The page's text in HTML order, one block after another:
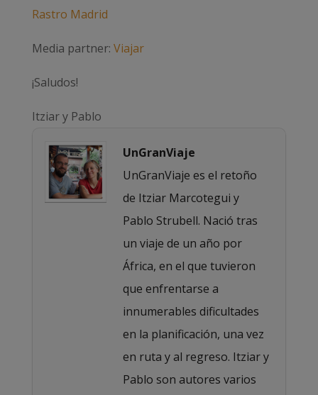
Rastro Madrid
Media partner: Viajar
¡Saludos!
Itziar y Pablo
UnGranViaje
UnGranViaje es el retoño
de Itziar Marcotegui y
Pablo Strubell. Nació tras
un viaje de un año por
África, en el que tuvieron
que enfrentarse a
innumerables dificultades
en la planificación, una vez
en ruta y al regreso. Itziar y
Pablo son autores varios